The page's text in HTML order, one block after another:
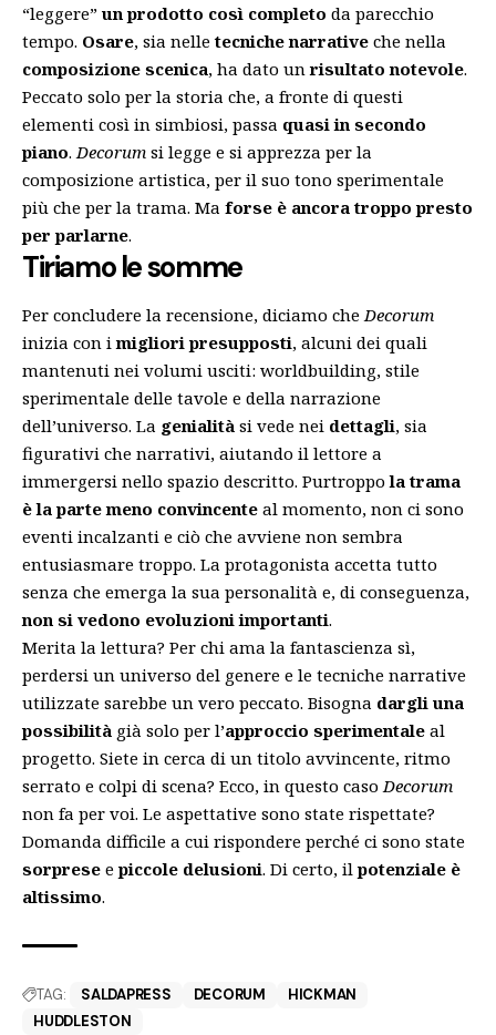
“leggere” un prodotto così completo da parecchio
tempo. Osare, sia nelletecniche narrative che nella
composizione scenica, ha dato unrisultato notevole.
Peccato solo per la storia che, a fronte di questi
elementi così in simbiosi, passa quasi in secondo
piano. Decorum si legge e si apprezza per la
composizione artistica, per il suo tono sperimentale
più che per la trama. Ma forse è ancora troppo presto
per parlarne.
Tiriamo le somme
Per concludere la recensione, diciamo cheDecorum
inizia con imigliori presupposti, alcuni dei quali
mantenuti nei volumi usciti: worldbuilding, stile
sperimentale delle tavole e della narrazione
dell’universo. La genialità si vede nei dettagli, sia
figurativi che narrativi, aiutando il lettore a
immergersi nello spazio descritto. Purtroppo la trama
è la parte meno convincente al momento, non ci sono
eventi incalzanti e ciò che avviene non sembra
entusiasmare troppo. La protagonista accetta tutto
senza che emerga la sua personalità e, di conseguenza,
non si vedono evoluzioni importanti.
Merita la lettura? Per chi ama la fantascienza sì,
perdersi un universo del genere e le tecniche narrative
utilizzate sarebbe un vero peccato. Bisogna dargli una
possibilità già solo per l’approccio sperimentale al
progetto. Siete in cerca di un titolo avvincente, ritmo
serrato e colpi di scena? Ecco, in questo casoDecorum
non fa per voi. Le aspettative sono state rispettate?
Domanda difficile a cui rispondere perché ci sono state
sorprese epiccole delusioni. Di certo, ilpotenziale è
altissimo.
TAG: SALDAPRESS DECORUM
HICKMAN
HUDDLESTON